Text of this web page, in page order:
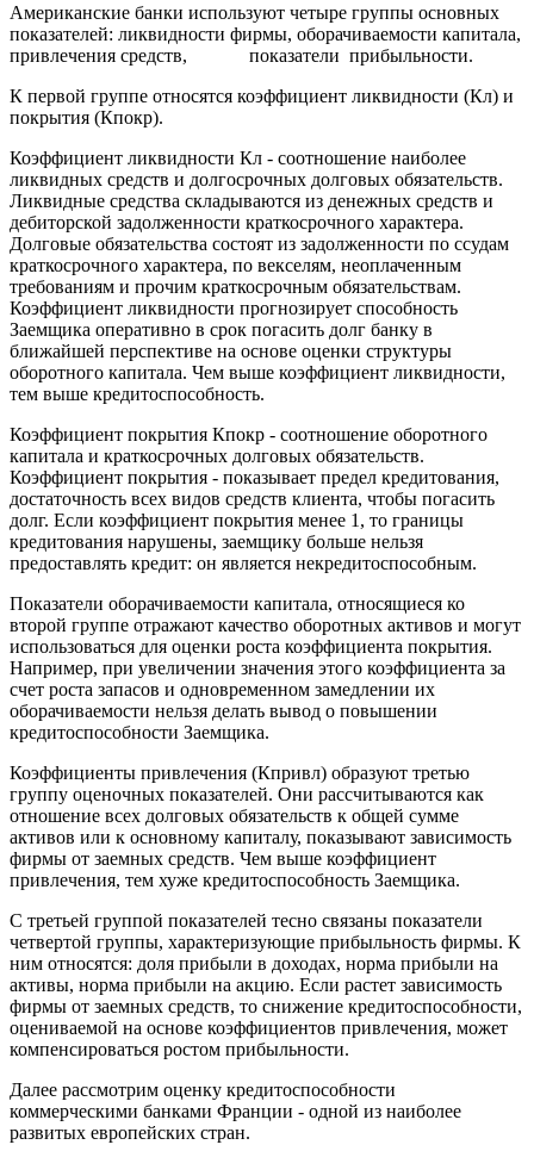
Американские банки используют четыре группы основных
показателей: ликвидности фирмы, оборачиваемости капитала,
привлечения средств, показатели прибыльности.
К первой группе относятся коэффициент ликвидности (Кл) и
покрытия (Кпокр).
Коэффициент ликвидности Кл - соотношение наиболее
ликвидных средств и долгосрочных долговых обязательств.
Ликвидные средства складываются из денежных средств и
дебиторской задолженности краткосрочного характера.
Долговые обязательства состоят из задолженности по ссудам
краткосрочного характера, по векселям, неоплаченным
требованиям и прочим краткосрочным обязательствам.
Коэффициент ликвидности прогнозирует способность
Заемщика оперативно в срок погасить долг банку в
ближайшей перспективе на основе оценки структуры
оборотного капитала. Чем выше коэффициент ликвидности,
тем выше кредитоспособность.
Коэффициент покрытия Кпокр - соотношение оборотного
капитала и краткосрочных долговых обязательств.
Коэффициент покрытия - показывает предел кредитования,
достаточность всех видов средств клиента, чтобы погасить
долг. Если коэффициент покрытия менее 1, то границы
кредитования нарушены, заемщику больше нельзя
предоставлять кредит: он является некредитоспособным.
Показатели оборачиваемости капитала, относящиеся ко
второй группе отражают качество оборотных активов и могут
использоваться для оценки роста коэффициента покрытия.
Например, при увеличении значения этого коэффициента за
счет роста запасов и одновременном замедлении их
оборачиваемости нельзя делать вывод о повышении
кредитоспособности Заемщика.
Коэффициенты привлечения (Кпривл) образуют третью
группу оценочных показателей. Они рассчитываются как
отношение всех долговых обязательств к общей сумме
активов или к основному капиталу, показывают зависимость
фирмы от заемных средств. Чем выше коэффициент
привлечения, тем хуже кредитоспособность Заемщика.
С третьей группой показателей тесно связаны показатели
четвертой группы, характеризующие прибыльность фирмы. К
ним относятся: доля прибыли в доходах, норма прибыли на
активы, норма прибыли на акцию. Если растет зависимость
фирмы от заемных средств, то снижение кредитоспособности,
оцениваемой на основе коэффициентов привлечения, может
компенсироваться ростом прибыльности.
Далее рассмотрим оценку кредитоспособности
коммерческими банками Франции - одной из наиболее
развитых европейских стран.